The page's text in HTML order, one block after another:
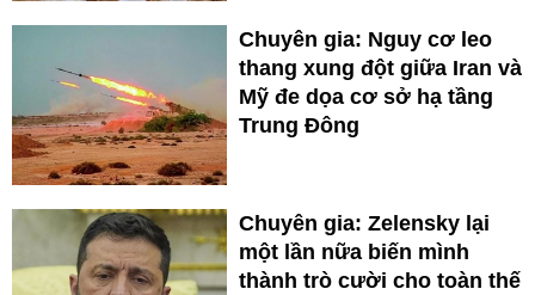
Chuyên gia: Nguy cơ leo
thang xung đột giữa Iran và
Mỹ đe dọa cơ sở hạ tầng
Trung Đông
Chuyên gia: Zelensky lại
một lần nữa biến mình
thành trò cười cho toàn thế